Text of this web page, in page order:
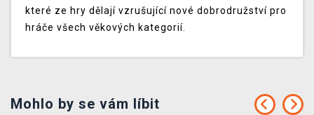
které ze hry dělají vzrušující nové dobrodružství pro
hráče všech věkových kategorií.
Mohlo by se vám líbit